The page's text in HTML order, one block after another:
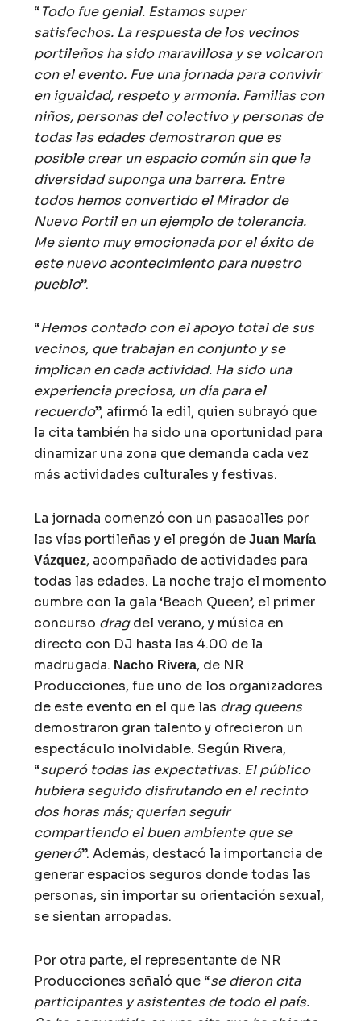
“Todo fue genial. Estamos super
satisfechos. La respuesta de los vecinos
portileños ha sido maravillosa y se volcaron
con el evento. Fue una jornada para convivir
en igualdad, respeto y armonía. Familias con
niños, personas del colectivo y personas de
todas las edades demostraron que es
posible crear un espacio común sin que la
diversidad suponga una barrera. Entre
todos hemos convertido el Mirador de
Nuevo Portil en un ejemplo de tolerancia.
Me siento muy emocionada por el éxito de
este nuevo acontecimiento para nuestro
pueblo”.
“Hemos contado con el apoyo total de sus
vecinos, que trabajan en conjunto y se
implican en cada actividad. Ha sido una
experiencia preciosa, un día para el
recuerdo”, afirmó la edil, quien subrayó que
la cita también ha sido una oportunidad para
dinamizar una zona que demanda cada vez
más actividades culturales y festivas.
La jornada comenzó con un pasacalles por
las vías portileñas y el pregón deJuan María
Vázquez, acompañado de actividades para
todas las edades. La noche trajo el momento
cumbre con la gala ‘Beach Queen’, el primer
concurso dragdel verano, y música en
directo con DJ hasta las 4.00 de la
madrugada. Nacho Rivera, de NR
Producciones, fue uno de los organizadores
de este evento en el que las drag queens
demostraron gran talento y ofrecieron un
espectáculo inolvidable. Según Rivera,
“superó todas las expectativas. El público
hubiera seguido disfrutando en el recinto
dos horas más; querían seguir
compartiendo el buen ambiente que se
generó”. Además, destacó la importancia de
generar espacios seguros donde todas las
personas, sin importar su orientación sexual,
se sientan arropadas.
Por otra parte, el representante de NR
Producciones señaló que “se dieron cita
participantes y asistentes de todo el país.